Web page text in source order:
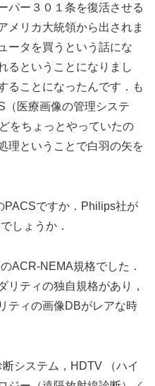
パー３０１条を復活させる
メリカ大統領から出されま
ータを買うという話にな
るということになりまし
ることになったんです．も
（医療画像の管理システ
をちょっとやっていたの
理ということで白羽の矢を
ですか．Philips社が
しょうか．
ACR-NEMA規格でした．
リティの独自規格があり，
ティの画像DBがレアな時
システム，HDTV （ハイ